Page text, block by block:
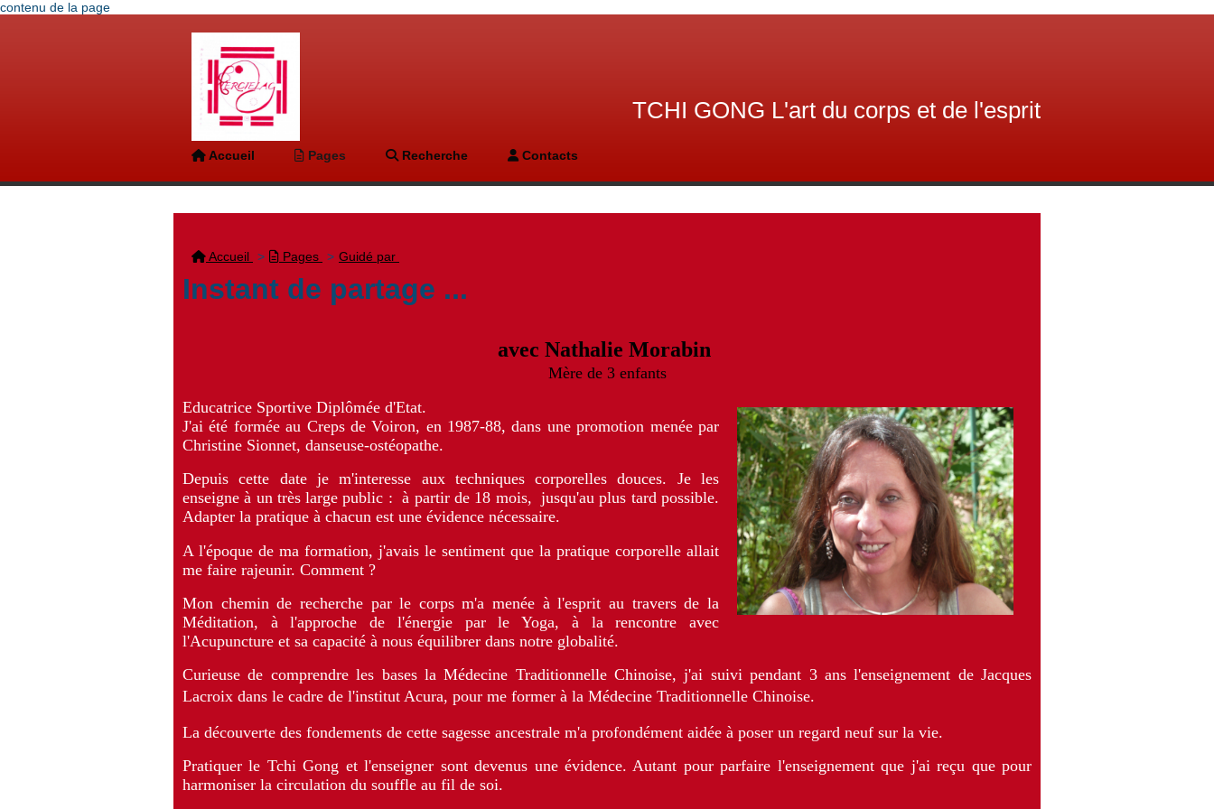
contenu de la page
TCHI GONG L'art du corps et de l'esprit
Accueil Pages Recherche Contacts
Accueil Pages Guidé par
Instant de partage ...
avec Nathalie Morabin
Mère de 3 enfants
Educatrice Sportive Diplômée d'Etat.
J'ai été formée au Creps de Voiron, en 1987-88, dans une promotion menée par
Christine Sionnet, danseuse-ostéopathe.
Depuis cette date je m'interesse aux techniques corporelles douces. Je les
enseigne à un très large public : à partir de 18 mois, jusqu'au plus tard possible.
Adapter la pratique à chacun est une évidence nécessaire.
A l'époque de ma formation, j'avais le sentiment que la pratique corporelle allait
me faire rajeunir. Comment ?
Mon chemin de recherche par le corps m'a menée à l'esprit au travers de la
Méditation, à l'approche de l'énergie par le Yoga, à la rencontre avec
l'Acupuncture et sa capacité à nous équilibrer dans notre globalité.
Curieuse de comprendre les bases la Médecine Traditionnelle Chinoise, j'ai suivi pendant 3 ans l'enseignement de Jacques
Lacroix dans le cadre de l'institut Acura, pour me former à la Médecine Traditionnelle Chinoise.
La découverte des fondements de cette sagesse ancestrale m'a profondément aidée à poser un regard neuf sur la vie.
Pratiquer le Tchi Gong et l'enseigner sont devenus une évidence. Autant pour parfaire l'enseignement que j'ai reçu que pour
harmoniser la circulation du souffle au fil de soi.